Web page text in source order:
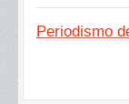
Periodismo